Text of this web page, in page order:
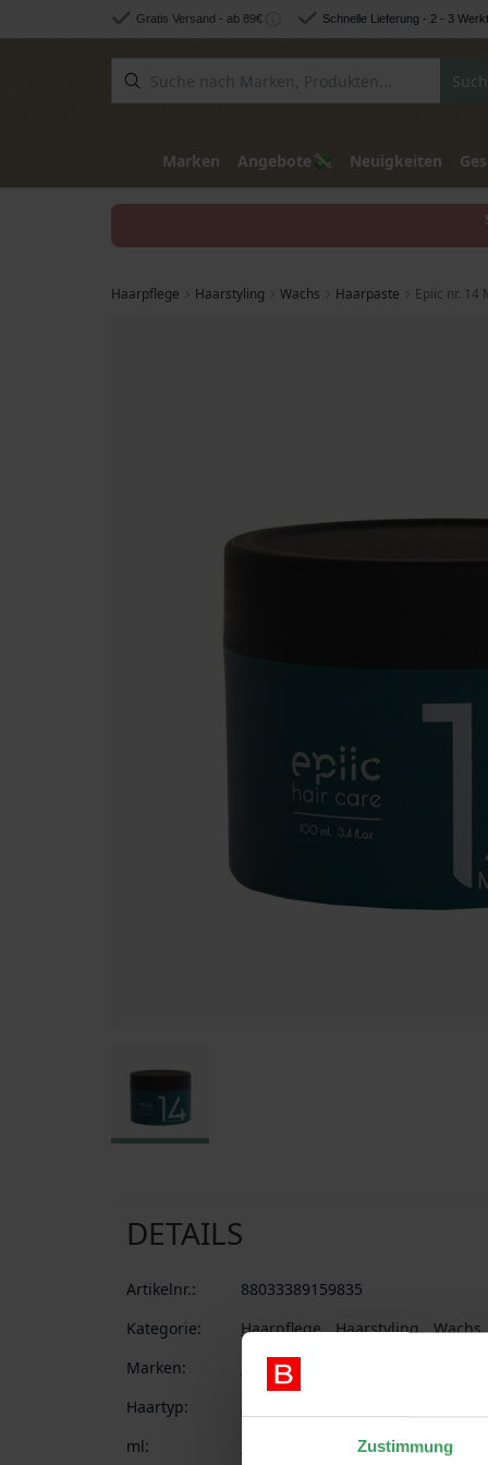
Zustimmung
Zum Inhalt springenGratis Versand - ab 89€ Schnelle Lieferung - 2 - 3
Marken Angebote💸 Neuigkeiten
Haarpflege Haarstyling Wachs Haarpaste Epiic nr. 14
DETAILS
Artikelnr.:
88033389159835
Kategorie:
Haarpflege Haarstyling Wachs
Marken:
Epiic Hair Care
Haartyp:
Alle Haartypen
ml: